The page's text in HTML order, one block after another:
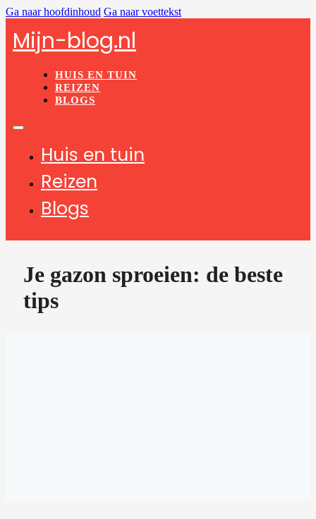
Ga naar hoofdinhoud Ga naar voettekst
Mijn-blog.nl
HUIS EN TUIN
REIZEN
BLOGS
Huis en tuin
Reizen
Blogs
Je gazon sproeien: de beste
tips